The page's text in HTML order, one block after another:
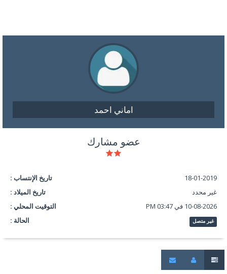
اماني احمد
عضو مشارك
تاريخ الإنتساب :
18-01-2019
تاريخ الميلاد :
غير محدد
التوقيت المحلي :
10-08-2026 في 03:47 PM
الحالة :
غير متصل